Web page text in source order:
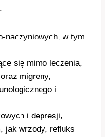
naczyniowych, w tym
się mimo leczenia,
oraz migreny,
i
i depresji,
jak wrzody, refluks